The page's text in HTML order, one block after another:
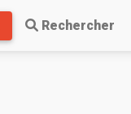
Rechercher